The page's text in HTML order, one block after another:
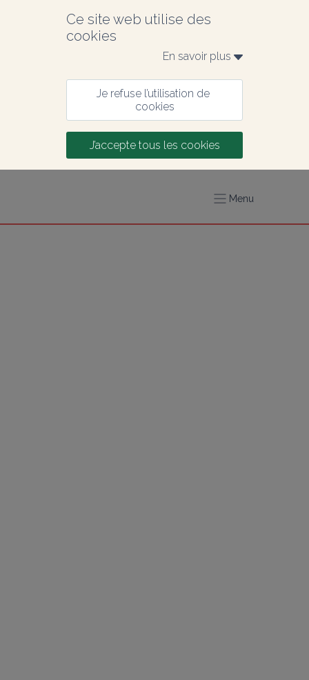
Ce site web utilise des
cookies
En savoir plus
Je refuse l’utilisation de
cookies
J’accepte tous les cookies
Menu